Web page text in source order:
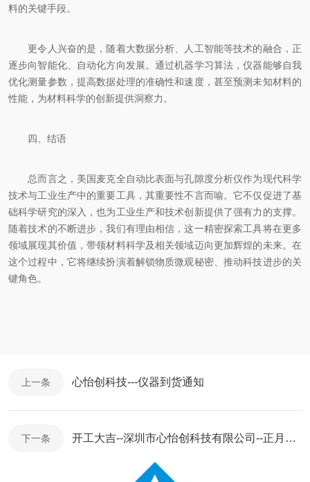
料的关键手段。
更令人兴奋的是，随着大数据分析、人工智能等技术的融合，正
逐步向智能化、自动化方向发展。通过机器学习算法，仪器能够自我
优化测量参数，提高数据处理的准确性和速度，甚至预测未知材料的
性能，为材料科学的创新提供洞察力。
四、结语
总而言之，美国麦克全自动比表面与孔隙度分析仪作为现代科学
技术与工业生产中的重要工具，其重要性不言而喻。它不仅促进了基
础科学研究的深入，也为工业生产和技术创新提供了强有力的支撑。
随着技术的不断进步，我们有理由相信，这一精密探索工具将在更多
领域展现其价值，带领材料科学及相关领域迈向更加辉煌的未来。在
这个过程中，它将继续扮演着解锁物质微观秘密、推动科技进步的关
键角色。
上一条 心怡创科技---仪器到货通知
下一条 开工大吉--深圳市心怡创科技有限公司--正月初八